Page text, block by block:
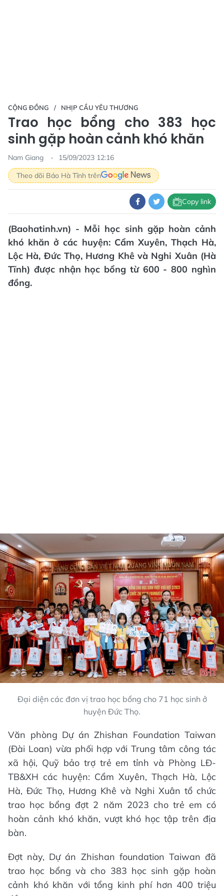
CỘNG ĐỒNG NHỊP CẦU YÊU THƯƠNG
Trao học bổng cho 383 học
sinh gặp hoàn cảnh khó khăn
Nam Giang
15/09/2023 12:16
Theo dõi Báo Hà Tĩnh trên
Copy link
(Baohatinh.vn) - Mỗi học sinh gặp hoàn cảnh
khó khăn ở các huyện: Cẩm Xuyên, Thạch Hà,
Lộc Hà, Đức Thọ, Hương Khê và Nghi Xuân (Hà
Tĩnh) được nhận học bổng từ 600 - 800 nghìn
đồng.
Đại diện các đơn vị trao học bổng cho 71 học sinh ở
huyện Đức Thọ.
Văn phòng Dự án Zhishan Foundation Taiwan
(Đài Loan) vừa phối hợp với Trung tâm công tác
xã hội, Quỹ bảo trợ trẻ em tỉnh và Phòng LĐ-
TB&XH các huyện: Cẩm Xuyên, Thạch Hà, Lộc
Hà, Đức Thọ, Hương Khê và Nghi Xuân tổ chức
trao học bổng đợt 2 năm 2023 cho trẻ em có
hoàn cảnh khó khăn, vượt khó học tập trên địa
bàn.
Đợt này, Dự án Zhishan foundation Taiwan đã
trao học bổng và cho 383 học sinh gặp hoàn
cảnh khó khăn với tổng kinh phí hơn 400 triệu